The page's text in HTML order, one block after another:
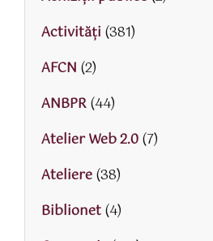
Activităţi (381)
AFCN (2)
ANBPR(44)
Atelier Web 2.0(7)
Ateliere(38)
Biblionet(4)